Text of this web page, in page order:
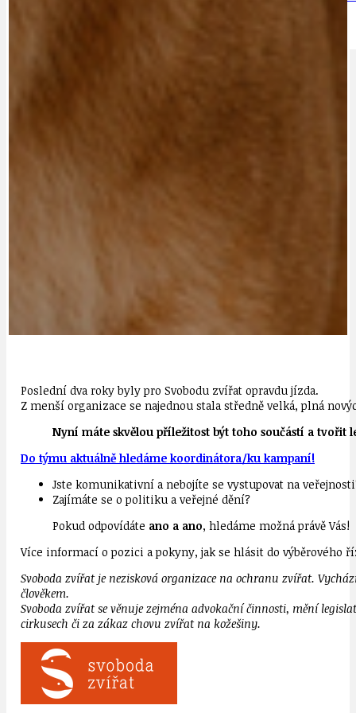
Poslední dva roky byly pro Svobodu zvířat opravdu jízda.
Z menší organizace se najednou stala středně velká, plná
Nyní máte skvělou příležitost být toho součástí a tvořit
Do týmu aktuálně hledáme koordinátora/ku kampaní!
Jste komunikativní a nebojíte se vystupovat na
Zajímáte se o politiku a veřejné dění?
Pokud odpovídáte ano a ano, hledáme možná právě Vás!
Více informací o pozici a pokyny, jak se hlásit do výběrového
Svoboda zvířat je nezisková organizace na ochranu zvířat.
člověkem.
Svoboda zvířat se věnuje zejména advokační činnosti, mění
cirkusech či za zákaz chovu zvířat na kožešiny.